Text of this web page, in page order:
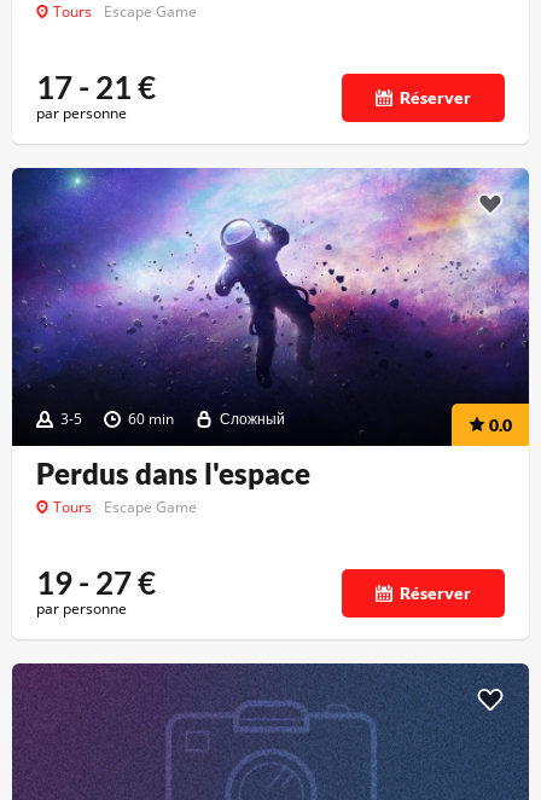
Tours Escape Game
17 - 21€
par personne
Réserver
3-5 60 min Сложный 0.0
Perdus dans l'espace
Tours Escape Game
19 - 27€
par personne
Réserver